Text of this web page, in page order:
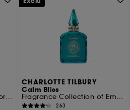
Eau de Toilette Boisée Ambrée
CHARLOTTE TILBURY
Calm Bliss
Fragrance Collection of Emotions
263